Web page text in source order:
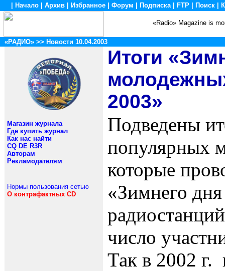
Начало Архив Избранное Форум Подписка| FTP Поиск
«Radio» Magazine is
«РАДИО» >> Новости 10.04.2003
Магазин журнала
Где купить журнал
Как нас найти
CQ DE R3R
Авторам
Рекламодателям
Нормы пользования сетью
О контрафактных CD
Итоги
2003»
Подведены
популярных
которые
«Зимнего
число
Так в 2002 г.